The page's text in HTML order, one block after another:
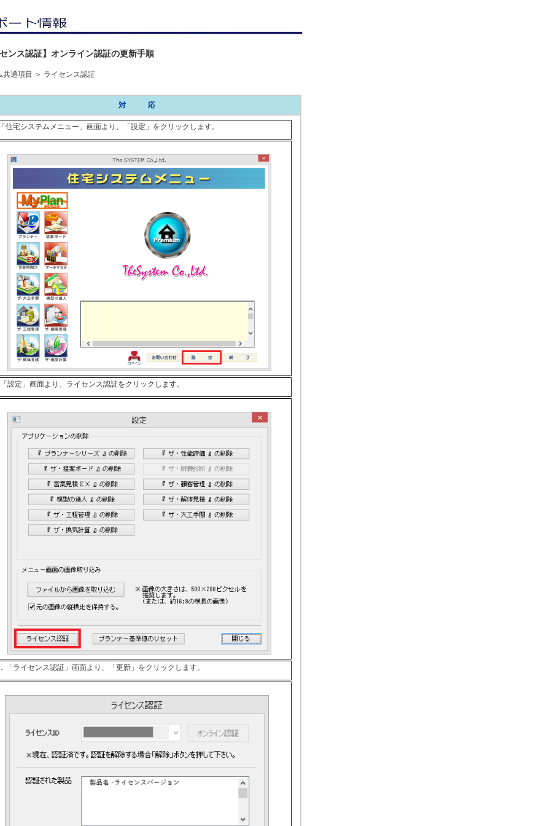
ンス認証】オンライン認証の更新手順
共通項目 ＞ ライセンス認証
対 応
住宅システムメニュー」画面より、「設定」をクリックします。
設定」画面より、ライセンス認証をクリックします。
ライセンス認証」画面より、「更新」をクリックします。